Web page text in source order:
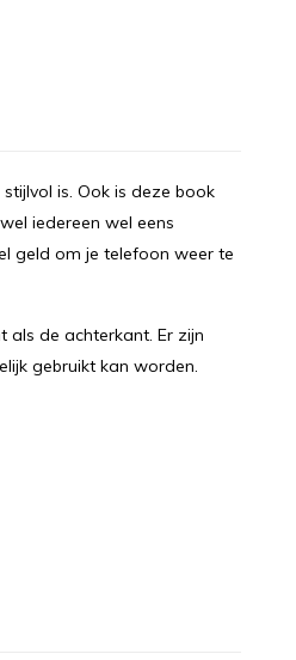
is. Ook is deze book
iedereen wel eens
geld om je telefoon weer te
de achterkant. Er zijn
gebruikt kan worden.